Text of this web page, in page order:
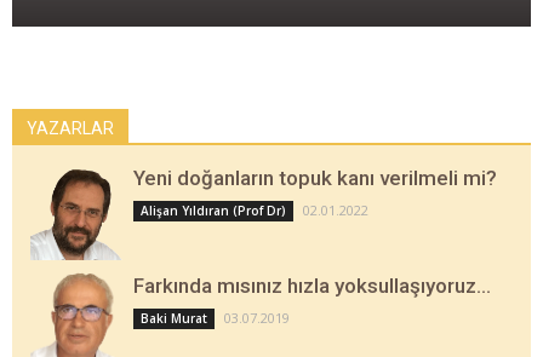
YAZARLAR
Yeni doğanların topuk kanı verilmeli mi?
Alişan Yıldıran (Prof Dr) 02.01.2022
Farkında mısınız hızla yoksullaşıyoruz…
Baki Murat 03.07.2019